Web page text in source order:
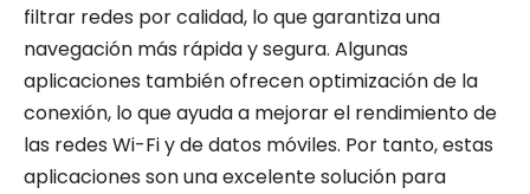
filtrar redes por calidad, lo que garantiza una
navegación más rápida y segura. Algunas
aplicaciones también ofrecen optimización de la
conexión, lo que ayuda a mejorar el rendimiento de
las redes Wi-Fi y de datos móviles. Por tanto, estas
aplicaciones son una excelente solución para